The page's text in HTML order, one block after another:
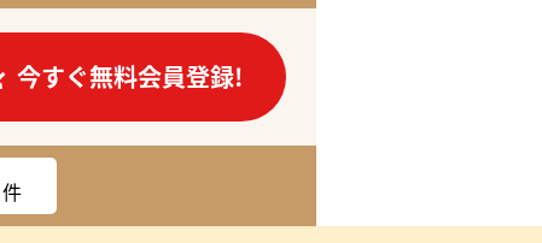
今すぐ無料会員登録!
件